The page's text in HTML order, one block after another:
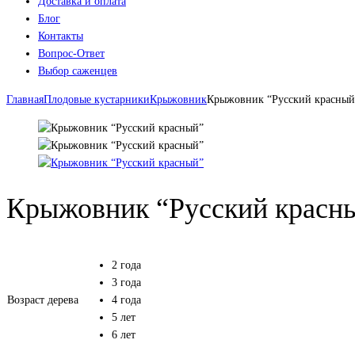
Блог
Контакты
Вопрос-Ответ
Выбор саженцев
ГлавнаяПлодовые кустарникиКрыжовникКрыжовник “Русский
Крыжовник “Русский
Возраст дерева
2 года
3 года
4 года
5 лет
6 лет